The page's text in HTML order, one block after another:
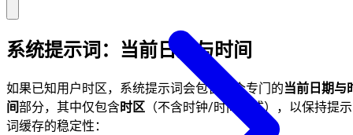
系统提示词：当前日期与时间
如果已知用户时区，系统提示词会包含一个专门的当前日期与
间部分，其中仅包含时区 （不含时钟/时间格式），以保持提示
词缓存的稳定性：